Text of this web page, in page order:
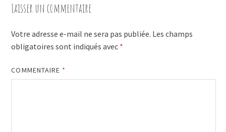
Laisser un commentaire
Votre adresse e-mail ne sera pas publiée. Les champs
obligatoires sont indiqués avec *
COMMENTAIRE *